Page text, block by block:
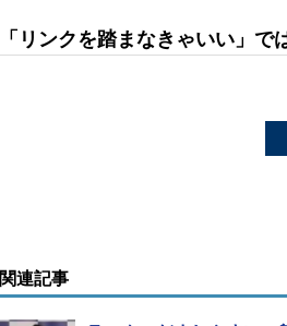
「リンクを踏まなきゃいい」
関連記事